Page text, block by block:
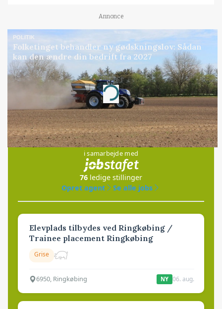
Annonce
POLITIK
Folketinget behandler ny gødskningslov: Sådan
kan den ændre din bedrift fra 2027
Annonce
Loading...
Jobs
i samarbejde med
76 ledige stillinger
Opret agent
Se alle jobs
Elevplads tilbydes ved Ringkøbing /
Trainee placement Ringkøbing
Grise
6950, Ringkøbing NY 06. aug.